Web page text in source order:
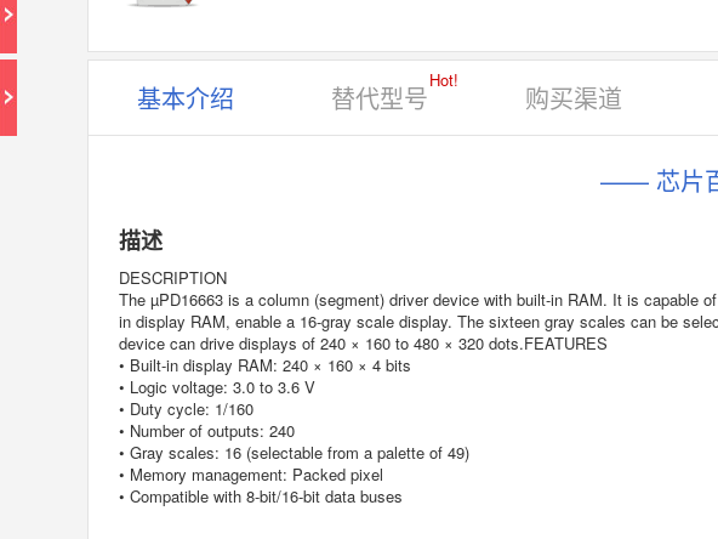
基本介绍 替代型号
Hot!
购买渠道
—— 芯片
描述
DESCRIPTION
The µPD16663 is a column (segment) driver device with built-in RAM. It is capable
in display RAM, enable a 16-gray scale display. The sixteen gray scales can be
device can drive displays of 240 × 160 to 480 × 320 dots.FEATURES
• Built-in display RAM: 240 × 160 × 4 bits
• Logic voltage: 3.0 to 3.6 V
• Duty cycle: 1/160
• Number of outputs: 240
• Gray scales: 16 (selectable from a palette of 49)
• Memory management: Packed pixel
• Compatible with 8-bit/16-bit data buses